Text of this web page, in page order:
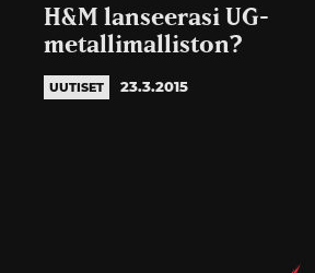
H&M lanseerasi UG-
metallimalliston?
UUTISET 23.3.2015